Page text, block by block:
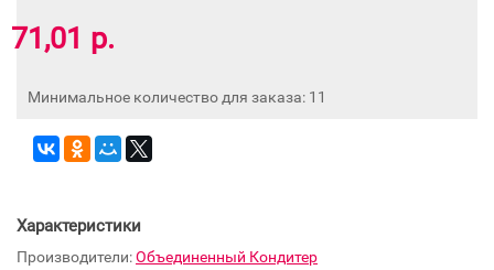
71,01 р.
Минимальное количество для заказа: 11
Характеристики
Производители:Объединенный Кондитер